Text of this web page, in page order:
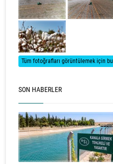
Tüm fotoğrafları görüntülemek için
SON HABERLER